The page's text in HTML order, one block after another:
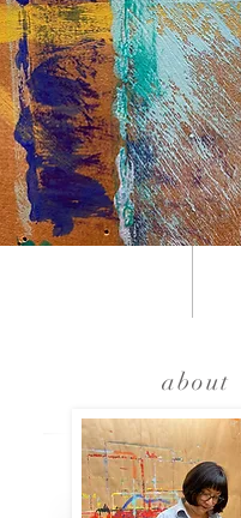
about